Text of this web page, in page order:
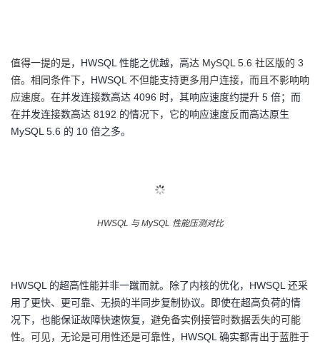
值得一提的是， HWSQL 性能之优越， 高达 MySQL 5.6 社区版的 3
倍。相同条件下， HWSQL 不但能支持更多用户连接，而且不影响响
应速度。在并发连接数高达 4096 时， 其响应速度约提升 5 倍；而
在并发连接数高达 8192 的情况下，它的响应速度反而高达原生
MySQL 5.6 的 10 倍之多。
HWSQL 与 MySQL 性能压测对比
HWSQL 的超高性能并非一蹴而就。除了内核的优化，HWSQL 还采
用了更快、更可靠、无损的半同步复制协议。即使在超高负荷的情
况下，也能保证故障快速恢复，避免备实例接管时数据丢失的可能
性。可见，无论是可用性还是可靠性， HWSQL 确实都青出于蓝胜于